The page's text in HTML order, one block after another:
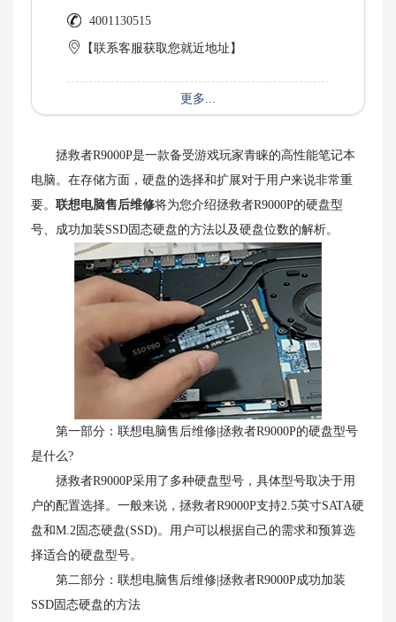
4001130515
【联系客服获取您就近地址】
更多...
拯救者R9000P是一款备受游戏玩家青睐的高性能笔记本
电脑。在存储方面，硬盘的选择和扩展对于用户来说非常重
要。 联想电脑售后维修将为您介绍拯救者R9000P的硬盘型
号、成功加装SSD固态硬盘的方法以及硬盘位数的解析。
第一部分：联想电脑售后维修|拯救者R9000P的硬盘型号
是什么?
拯救者R9000P采用了多种硬盘型号，具体型号取决于用
户的配置选择。一般来说，拯救者R9000P支持2.5英寸SATA硬
盘和M.2固态硬盘(SSD)。用户可以根据自己的需求和预算选
择适合的硬盘型号。
第二部分：联想电脑售后维修|拯救者R9000P成功加装
SSD固态硬盘的方法